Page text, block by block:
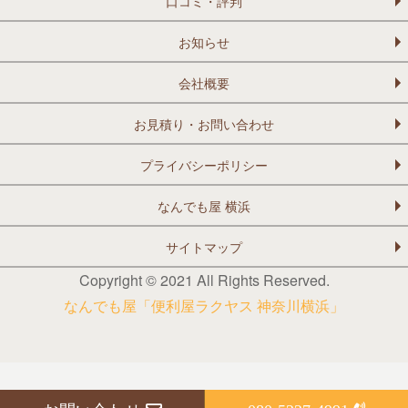
お知らせ
会社概要
お見積り・お問い合わせ
プライバシーポリシー
なんでも屋 横浜
サイトマップ
Copyright © 2021 All Rights Reserved.
なんでも屋「便利屋ラクヤス 神奈川横浜」